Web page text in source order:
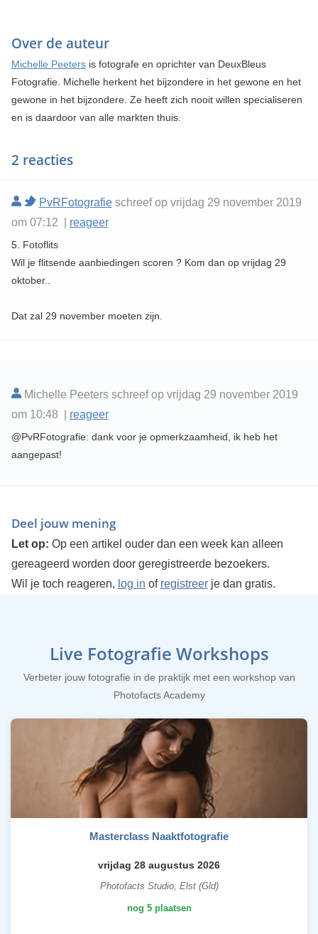
Over de auteur
Michelle Peetersis fotografe en oprichter van DeuxBleus
Fotografie. Michelle herkent het bijzondere in het gewone en het
gewone in het bijzondere. Ze heeft zich nooit willen specialiseren
en is daardoor van alle markten thuis.
2 reacties
PvRFotografieschreef op vrijdag 29 november 2019
om 07:12 | reageer
5. Fotoflits
Wil je flitsende aanbiedingen scoren ? Kom dan op vrijdag 29
oktober..
Dat zal 29 november moeten zijn.
Michelle Peeters schreef op vrijdag 29 november 2019
om 10:48 | reageer
@PvRFotografie: dank voor je opmerkzaamheid, ik heb het
aangepast!
Deel jouw mening
Let op: Op een artikel ouder dan een week kan alleen
gereageerd worden door geregistreerde bezoekers.
Wil je toch reageren, log in of registreerje dan gratis.
Live Fotografie Workshops
Verbeter jouw fotografie in de praktijk met een workshop van
Photofacts Academy
Masterclass Naaktfotografie
vrijdag 28 augustus 2026
Photofacts Studio, Elst (Gld)
nog 5 plaatsen